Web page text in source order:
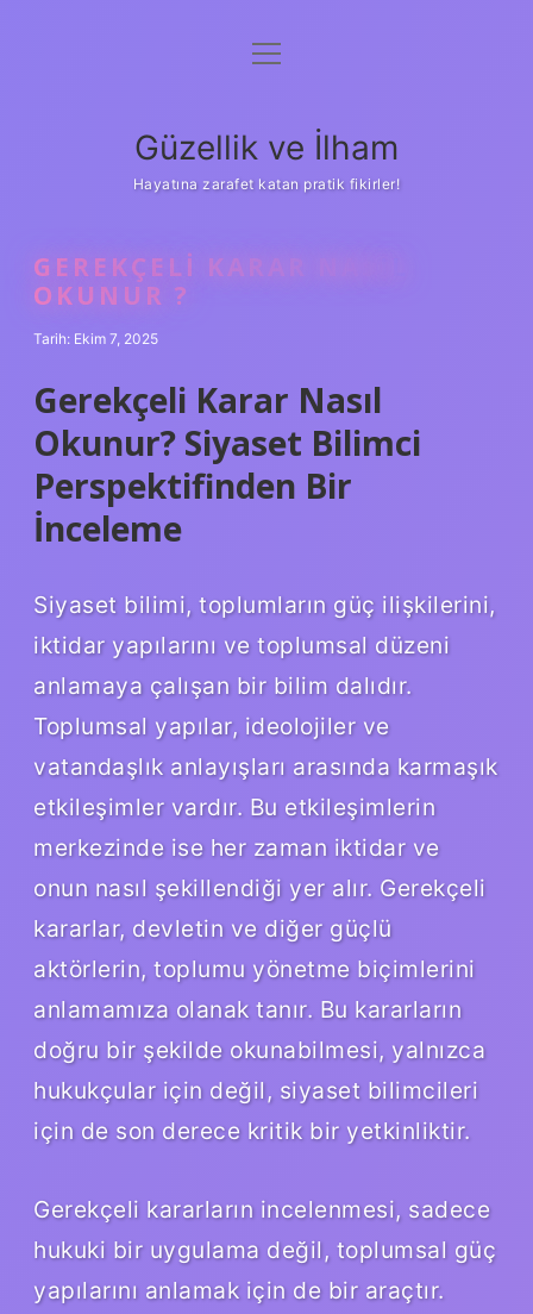
Anasayfa
Yasal Uyarı
menüyü
Güzellik ve İlham
Hayatına zarafet katan pratik fikirler!
GEREKÇELI KARAR NASIL
OKUNUR ?
Tarih: Ekim 7, 2025
Gerekçeli Karar Nasıl
Okunur? Siyaset Bilimci
Perspektifinden Bir
İnceleme
Siyaset bilimi, toplumların güç ilişkilerini,
iktidar yapılarını ve toplumsal düzeni
anlamaya çalışan bir bilim dalıdır.
Toplumsal yapılar, ideolojiler ve
vatandaşlık anlayışları arasında karmaşık
etkileşimler vardır. Bu etkileşimlerin
merkezinde ise her zaman iktidar ve
onun nasıl şekillendiği yer alır. Gerekçeli
kararlar, devletin ve diğer güçlü
aktörlerin, toplumu yönetme biçimlerini
anlamamıza olanak tanır. Bu kararların
doğru bir şekilde okunabilmesi, yalnızca
hukukçular için değil, siyaset bilimcileri
için de son derece kritik bir yetkinliktir.
Gerekçeli kararların incelenmesi, sadece
hukuki bir uygulama değil, toplumsal güç
yapılarını anlamak için de bir araçtır.